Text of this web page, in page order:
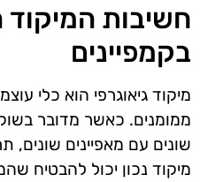
חשיבות המיקוד
בקמפיינים
מיקוד גיאוגרפי הוא כלי
ממומנים. כאשר מדובר
שונים עם מאפיינים שונים,
מיקוד נכון יכול להבטיח